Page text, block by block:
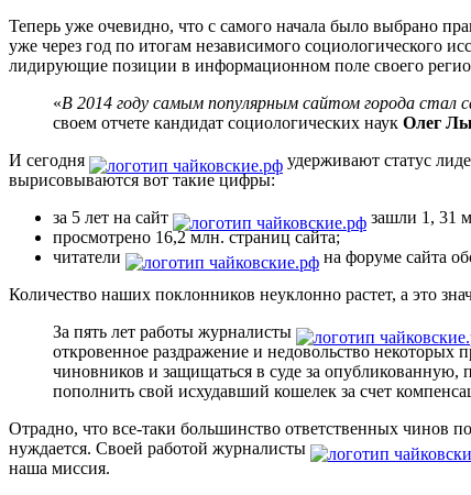
Теперь уже очевидно, что с самого начала было выбрано
уже через год по итогам независимого социологического
лидирующие позиции в информационном поле своего
«В 2014 году самым популярным сайтом города стал
своем отчете кандидат социологических наук Олег
И сегодня
удерживают статус
вырисовываются вот такие цифры:
за 5 лет на сайт
зашли 1, 31
просмотрено 16,2 млн. страниц сайта;
читатели
на форуме сайта
Количество наших поклонников неуклонно растет, а это
За пять лет работы журналисты
откровенное раздражение и недовольство
чиновников и защищаться в суде за
пополнить свой исхудавший кошелек за счет
Отрадно, что все-таки большинство ответственных чинов
нуждается. Своей работой журналисты
наша миссия.